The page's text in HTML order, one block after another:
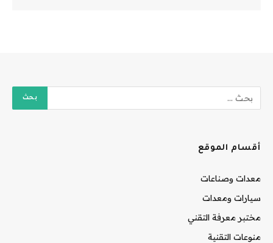
أقسام الموقع
معدات وصناعات
سيارات ومعدات
مختبر معرفة التقني
منوعات التقنية